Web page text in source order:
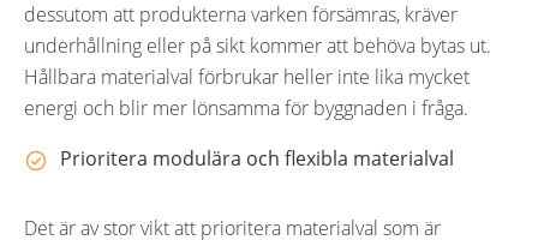
dessutom att produkterna varken försämras, kräver
underhållning eller på sikt kommer att behöva bytas ut.
Hållbara materialval förbrukar heller inte lika mycket
energi och blir mer lönsamma för byggnaden i fråga.
Prioritera modulära och flexibla materialval
Det är av stor vikt att prioritera materialval som är